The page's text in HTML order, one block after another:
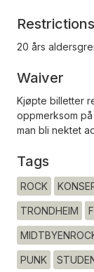
Restrictions
20 års
Waiver
Kjøpte billetter
oppmerksom
man bli nektet
Tags
ROCK
TRONDHEIM
PUNK